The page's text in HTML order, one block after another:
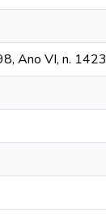
Ano VI, n. 1423